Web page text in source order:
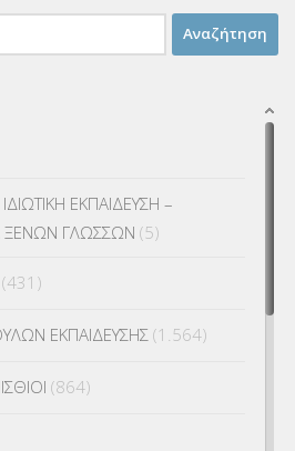
ΕΚΠΑΙΔΕΥΣΗ –
ΞΕΝΩΝ ΓΛΩΣΣΩΝ (5)
(431)
ΕΚΠΑΙΔΕΥΣΗΣ (1.564)
(864)